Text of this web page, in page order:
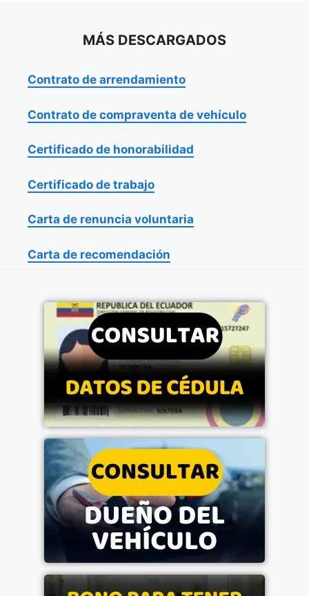
MÁS DESCARGADOS
Contrato de arrendamiento
Contrato de compraventa de vehículo
Certificado de honorabilidad
Certificado de trabajo
Carta de renuncia voluntaria
Carta de recomendación